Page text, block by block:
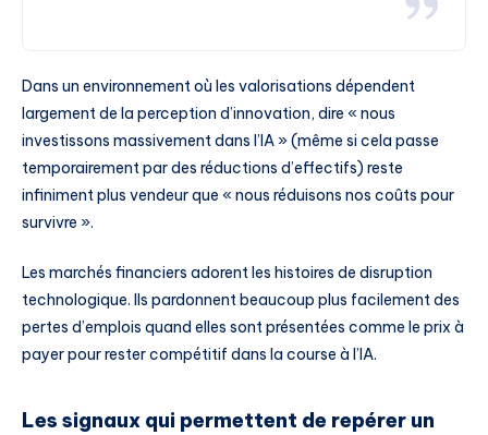
Dans un environnement où les valorisations dépendent
largement de la perception d’innovation, dire « nous
investissons massivement dans l’IA » (même si cela passe
temporairement par des réductions d’effectifs) reste
infiniment plus vendeur que « nous réduisons nos coûts pour
survivre ».
Les marchés financiers adorent les histoires de disruption
technologique. Ils pardonnent beaucoup plus facilement des
pertes d’emplois quand elles sont présentées comme le prix à
payer pour rester compétitif dans la course à l’IA.
Les signaux qui permettent de repérer un